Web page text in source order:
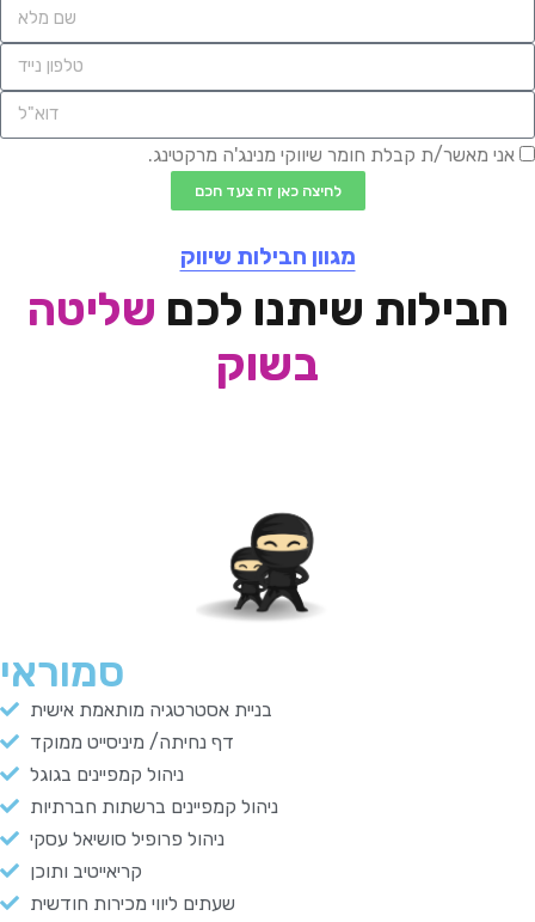
אני מאשר/ת קבלת חומר שיווקי מנינג'ה מרקטינג.
לחיצה כאן זה צעד חכם
מגוון חבילות שיווק
חבילות שיתנו לכם שליטה
בשוק
סמוראי
בניית אסטרטגיה מותאמת אישית
דף נחיתה/ מיניסייט ממוקד
ניהול קמפיינים בגוגל
ניהול קמפיינים ברשתות חברתיות
ניהול פרופיל סושיאל עסקי
קריאייטיב ותוכן
שעתים ליווי מכירות חודשית